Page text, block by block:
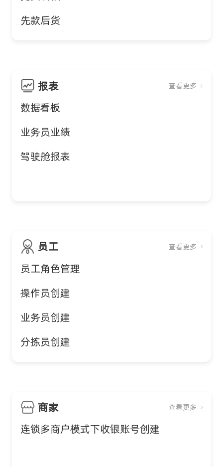
先款后货
报表 查看更多
数据看板
业务员业绩
驾驶舱报表
员工 查看更多
员工角色管理
操作员创建
业务员创建
分拣员创建
商家 查看更多
连锁多商户模式下收银账号创建